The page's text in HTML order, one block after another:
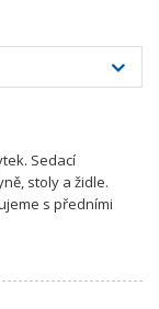
Sedací
stoly a židle.
s předními